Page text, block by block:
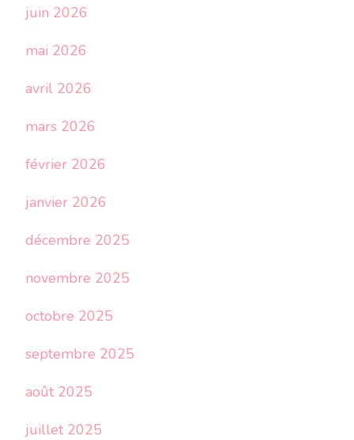
juin 2026
mai 2026
avril 2026
mars 2026
février 2026
janvier 2026
décembre 2025
novembre 2025
octobre 2025
septembre 2025
août 2025
juillet 2025